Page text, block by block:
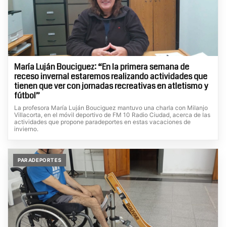
María Luján Bouciguez: “En la primera semana de
receso invernal estaremos realizando actividades que
tienen que ver con jornadas recreativas en atletismo y
fútbol”
La profesora María Luján Bouciguez mantuvo una charla con Milanjo
Villacorta, en el móvil deportivo de FM 10 Radio Ciudad, acerca de las
actividades que propone paradeportes en estas vacaciones de
invierno.
PARADEPORTES